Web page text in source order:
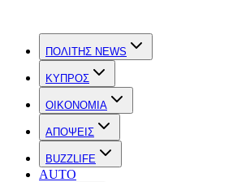
ΠΟΛΙΤΗΣ NEWS
ΚΥΠΡΟΣ
OIKONOMIA
ΑΠΟΨΕΙΣ
BUZZLIFE
AUTO